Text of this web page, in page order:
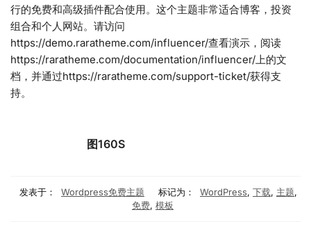
行的免费和高级插件配合使用。这个主题非常适合博客，投资
组合和个人网站。请访问
https://demo.raratheme.com/influencer/查看演示，阅读
https://raratheme.com/documentation/influencer/上的文
档，并通过https://raratheme.com/support-ticket/获得支
持。
图160S
发表于： Wordpress免费主题 标记为： WordPress, 下载, 主题,
免费, 模板